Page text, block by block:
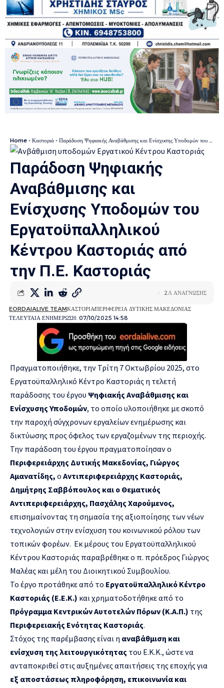
Home - Καστοριά - Παράδοση Ψηφιακής Αναβάθμισης και Ενίσχυσης Υποδομών του Εργατοϋπαλληλικού Κέντρου Καστοριάς από την Π.Ε. Καστοριάς
Παράδοση Ψηφιακής
Αναβάθμισης και
Ενίσχυσης Υποδομών του
Εργατοϋπαλληλικού
Κέντρου Καστοριάς από
την Π.Ε. Καστοριάς
ΤΕΛΕΥΤΑΙΑ ΕΝΗΜΕΡΩΣΗ: 07/10/2025 14:58
EORDAIALIVE TEAMΚΑΣΤΟΡΙΑΠΕΡΙΦΕΡΕΙΑ ΔΥΤΙΚΗΣ ΜΑΚΕΔΟΝΙΑΣ
2Λ ΑΝΑΓΝΩΣΗΣ
Πραγματοποιήθηκε, την Τρίτη 7 Οκτωβρίου 2025, στο
Εργατοϋπαλληλικό Κέντρο Καστοριάς η τελετή
παράδοσης του έργου Ψηφιακής Αναβάθμισης και
Ενίσχυσης Υποδομών, το οποίο υλοποιήθηκε με σκοπό
την παροχή σύγχρονων εργαλείων ενημέρωσης και
δικτύωσης προς όφελος των εργαζομένων της περιοχής.
Την παράδοση του έργου πραγματοποίησαν ο
Περιφερειάρχης Δυτικής Μακεδονίας, Γιώργος
Αμανατίδης, ο Αντιπεριφερειάρχης Καστοριάς,
Δημήτρης Σαββόπουλος και ο Θεματικός
Αντιπεριφερειάρχης, Πασχάλης Χαρούμενος,
επισημαίνοντας τη σημασία της αξιοποίησης των νέων
τεχνολογιών στην ενίσχυση του κοινωνικού ρόλου των
τοπικών φορέων. Εκ μέρους του Εργατοϋπαλληλικού
Κέντρου Καστοριάς παραβρέθηκε ο π. πρόεδρος Γιώργος
Μαλέας και μέλη του Διοικητικού Συμβουλίου.
Το έργο προτάθηκε από το Εργατοϋπαλληλικό Κέντρο
Καστοριάς (Ε.Ε.Κ.) και χρηματοδοτήθηκε από το
Πρόγραμμα Κεντρικών Αυτοτελών Πόρων (Κ.Α.Π.) της
Περιφερειακής Ενότητας Καστοριάς.
Στόχος της παρέμβασης είναι η αναβάθμιση και
ενίσχυση της λειτουργικότητας του Ε.Κ.Κ., ώστε να
ανταποκριθεί στις αυξημένες απαιτήσεις της εποχής για
εξ αποστάσεως πληροφόρηση, επικοινωνία και